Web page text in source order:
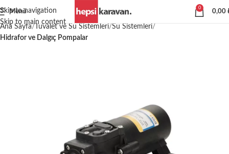
Skip to navigation
Skip to main content
Menü
0
0,00
Ana Sayfa Tuvalet ve Su Sistemleri Su Sistemleri
Hidrafor ve Dalgıç Pompalar